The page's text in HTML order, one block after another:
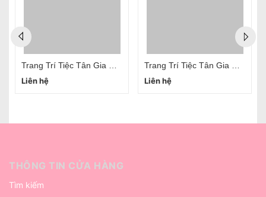
Liên hệ
Liên hệ
THÔNG TIN CỬA HÀNG
Tìm kiếm